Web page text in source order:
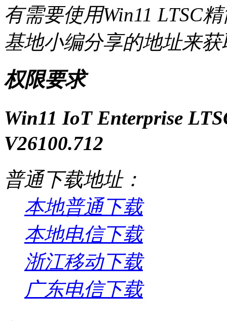
有需要使用Win11 LTSC
基地小编分享的地址来获
权限要求
Win11 IoT Enterprise
V26100.712
普通下载地址：
本地普通下载
本地电信下载
浙江移动下载
广东电信下载